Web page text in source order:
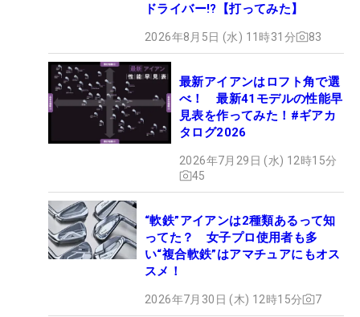
ドライバー!?【打ってみた】
2026年8月5日 (水) 11時31分 83
最新アイアンはロフト角で選
べ！ 最新41モデルの性能早
見表を作ってみた！#ギアカ
タログ2026
2026年7月29日 (水) 12時15分
45
“軟鉄”アイアンは2種類あるって知
ってた？ 女子プロ使用者も多
い“複合軟鉄”はアマチュアにもオス
スメ！
2026年7月30日 (木) 12時15分 7